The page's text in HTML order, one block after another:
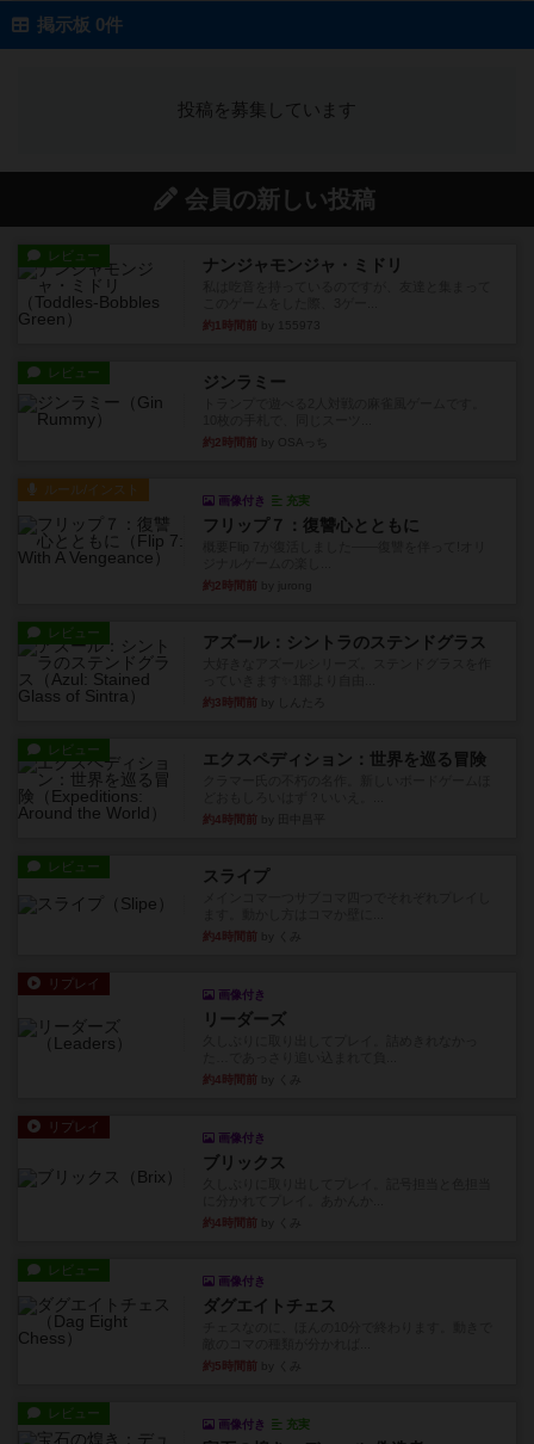
掲示板 0件
投稿を募集しています
会員の新しい投稿
レビュー ナンジャモンジャ・ミドリ
約1時間前
レビュー ジンラミー
約2時間前
ルール/インスト
画像付き 充実
フリップ７：復讐心とともに
約2時間前
レビュー アズール：シントラのステンドグラス
約3時間前
レビュー エクスペディション：世界を巡る冒険
約4時間前
レビュー スライプ
約4時間前
リプレイ
画像付き
リーダーズ
約4時間前
リプレイ
画像付き
ブリックス
約4時間前
レビュー
画像付き
ダグエイトチェス
約5時間前
レビュー
画像付き 充実